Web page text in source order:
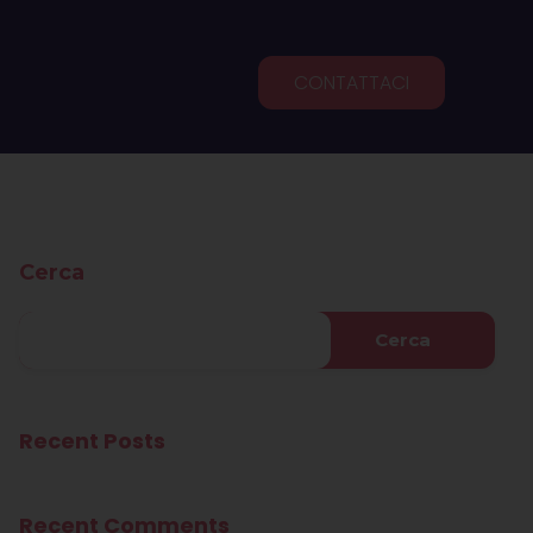
CONTATTACI
Cerca
Cerca
Recent Posts
Recent Comments